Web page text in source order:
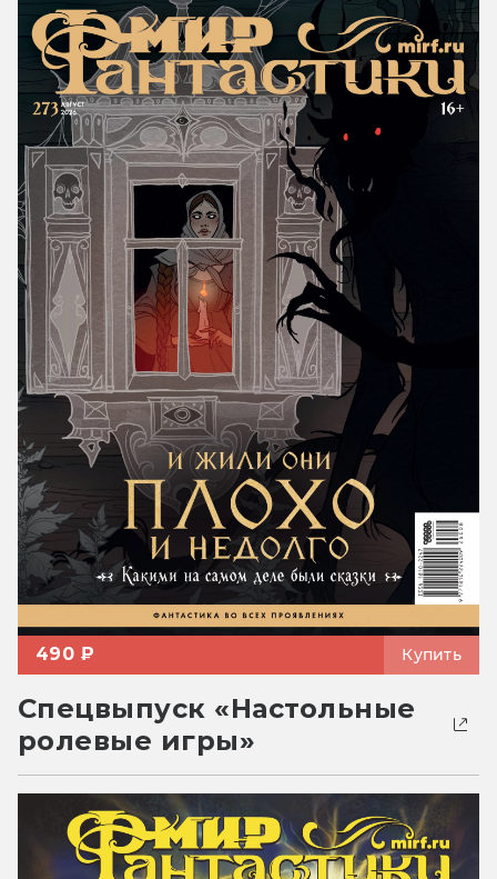
490 ₽ Купить
Спецвыпуск «Настольные
ролевые игры»